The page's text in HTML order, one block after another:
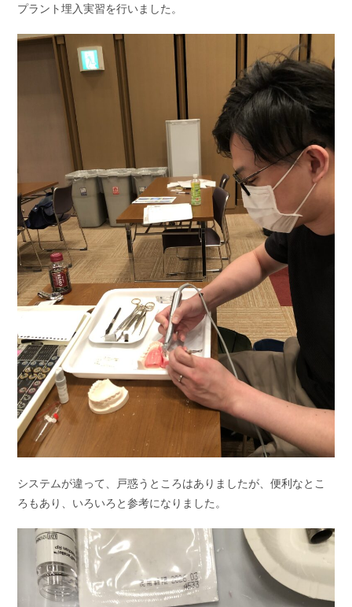
プラント埋入実習を行いました。
システムが違って、戸惑うところはありましたが、便利なとこ
ろもあり、いろいろと参考になりました。